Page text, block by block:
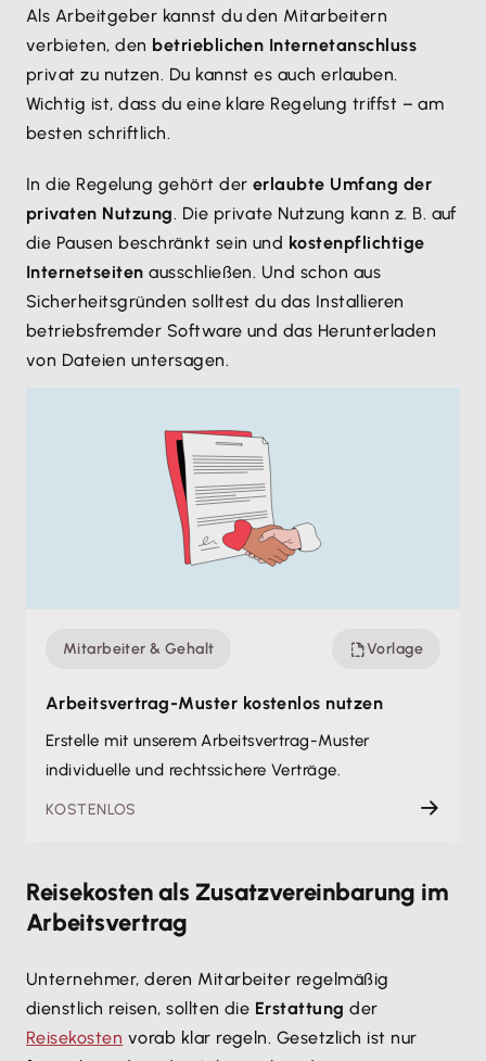
Als Arbeitgeber kannst du den Mitarbeitern
verbieten, den betrieblichen Internetanschluss
privat zu nutzen. Du kannst es auch erlauben.
Wichtig ist, dass du eine klare Regelung triffst – am
besten schriftlich.
In die Regelung gehört der erlaubte Umfang der
privaten Nutzung. Die private Nutzung kann z. B. auf
die Pausen beschränkt sein und kostenpflichtige
Internetseiten ausschließen. Und schon aus
Sicherheitsgründen solltest du das Installieren
betriebsfremder Software und das Herunterladen
von Dateien untersagen.
Mitarbeiter & Gehalt Vorlage
Arbeitsvertrag-Muster kostenlos nutzen
Erstelle mit unserem Arbeitsvertrag-Muster
individuelle und rechtssichere Verträge.
KOSTENLOS
Reisekosten als Zusatzvereinbarung im
Arbeitsvertrag
Unternehmer, deren Mitarbeiter regelmäßig
dienstlich reisen, sollten die Erstattungder
Reisekosten vorab klar regeln. Gesetzlich ist nur